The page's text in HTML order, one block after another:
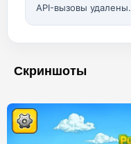
API-вызовы удалены.
Скриншоты